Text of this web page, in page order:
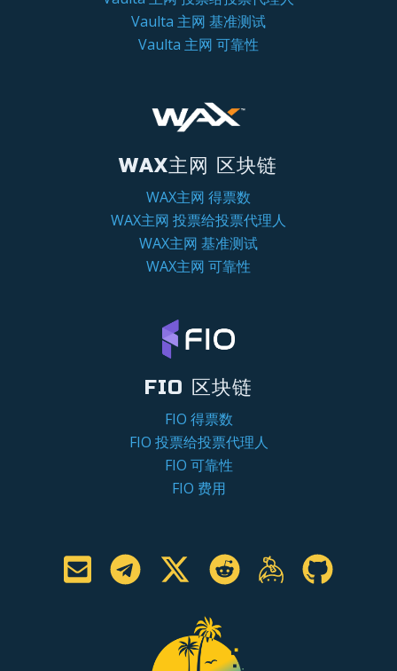
Vaulta 主网 基准测试
Vaulta 主网 可靠性
WAX主网 区块链
WAX主网 得票数
WAX主网 投票给投票代理人
WAX主网 基准测试
WAX主网 可靠性
FIO 区块链
FIO 得票数
FIO 投票给投票代理人
FIO 可靠性
FIO 费用